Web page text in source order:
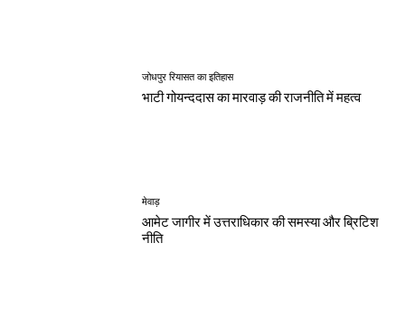
जोधपुर रियासत का इतिहास
भाटी गोयन्ददास का मारवाड़ की राजनीति में महत्व
मेवाड़
आमेट जागीर में उत्तराधिकार की समस्या और ब्रिटिश
नीति